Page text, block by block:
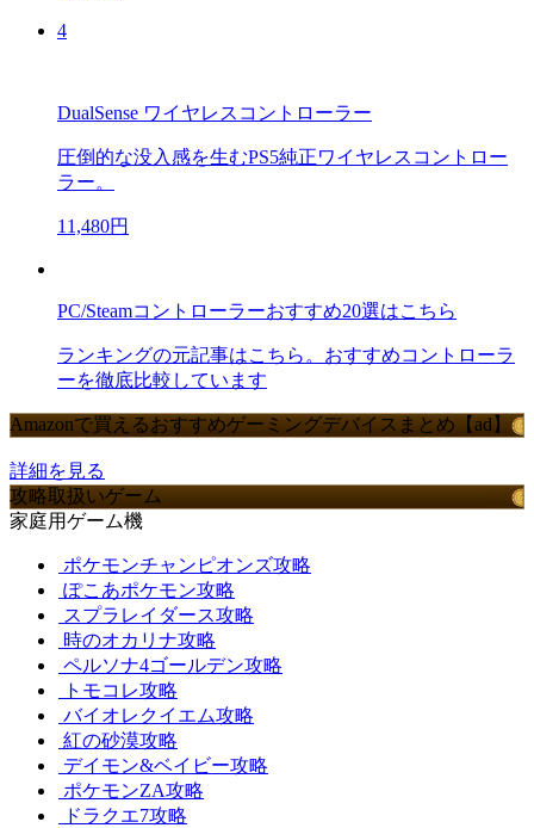
4
DualSense ワイヤレスコントローラー
圧倒的な没入感を生むPS5純正ワイヤレスコントロー
ラー。
11,480円
PC/Steamコントローラーおすすめ20選はこちら
ランキングの元記事はこちら。おすすめコントローラ
ーを徹底比較しています
Amazonで買えるおすすめゲーミングデバイスまとめ【ad】
詳細を見る
攻略取扱いゲーム
家庭用ゲーム機
ポケモンチャンピオンズ攻略
ぽこあポケモン攻略
スプラレイダース攻略
時のオカリナ攻略
ペルソナ4ゴールデン攻略
トモコレ攻略
バイオレクイエム攻略
紅の砂漠攻略
デイモン&ベイビー攻略
ポケモンZA攻略
ドラクエ7攻略